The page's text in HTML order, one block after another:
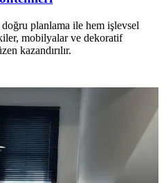
planlama ile hem işlevsel
mobilyalar ve dekoratif
kazandırılır.